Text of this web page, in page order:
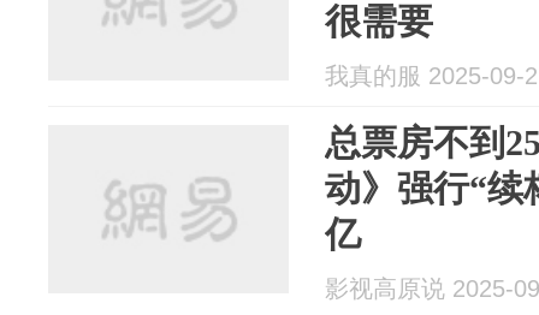
很需要
我真的服 2025-09-
总票房不到
动》强行“续
亿
影视高原说 2025-